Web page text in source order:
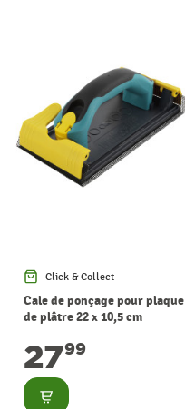
Click & Collect
Cale de ponçage pour plaque
de plâtre 22 x 10,5 cm
2799
Consulter